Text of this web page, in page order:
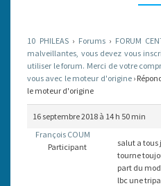
10 PHILEAS › Forums › FORUM
malveillantes, vous devez vous
utiliser le forum. Merci de votre
vous avec le moteur d'origine ›
le moteur d'origine
16 septembre 2018 à 14 h 50 min
François COUM
Participant
salut a tous
tourne
part du
lbc une